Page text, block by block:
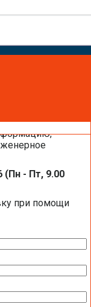
(Пн - Пт, 9.00
при помощи